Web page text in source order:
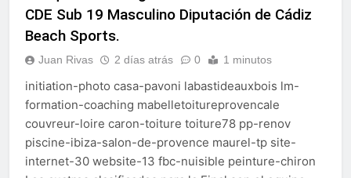
CDE Sub 19 Masculino Diputación de Cádiz
Beach Sports.
Juan Rivas 2 días atrás 0 1 minutos
initiation-photo casa-pavoni labastideauxbois lm-
formation-coaching mabelletoitureprovencale
couvreur-loire caron-toiture toiture78 pp-renov
piscine-ibiza-salon-de-provence maurel-tp site-
internet-30 website-13 fbc-nuisible peinture-chiron